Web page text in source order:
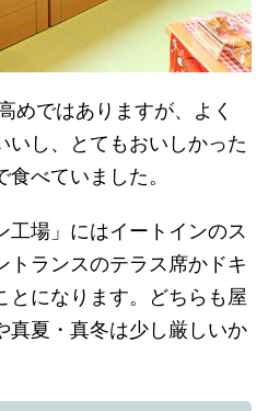
めではありますが、よく
いし、とてもおいしかった
べていました。
工場」にはイートインのス
トランスのテラス席かドキ
とになります。どちらも屋
真夏・真冬は少し厳しいか